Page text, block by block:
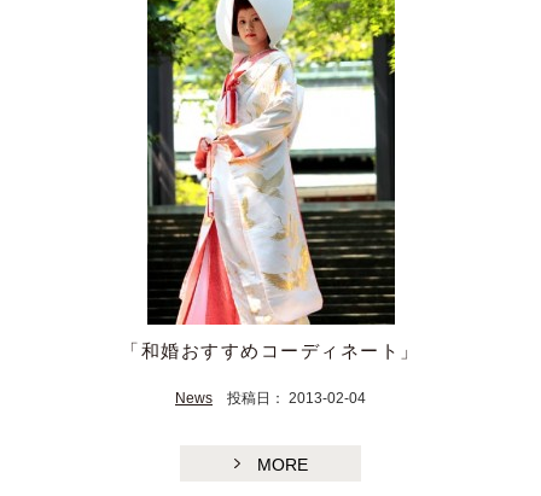
「和婚おすすめコーディネート」
News 投稿日： 2013-02-04
MORE